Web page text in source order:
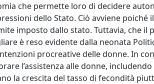
che permette loro di decidere
dello Stato. Ciò avviene poiché
imposto dallo stato. Tuttavia, che il
è reso evidente dalla neonata
procreative delle donne. In
l’assistenza alle donne,
la crescita del tasso di fecondità